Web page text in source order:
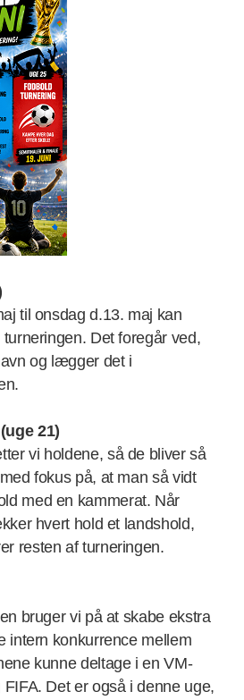
til onsdag d.13. maj kan
Det foregår ved,
og lægger det i
21)
vi holdene, så de bliver så
fokus på, at man så vidt
med en kammerat. Når
hvert hold et landshold,
resten af turneringen.
bruger vi på at skabe ekstra
intern konkurrence mellem
kunne deltage i en VM-
Det er også i denne uge,